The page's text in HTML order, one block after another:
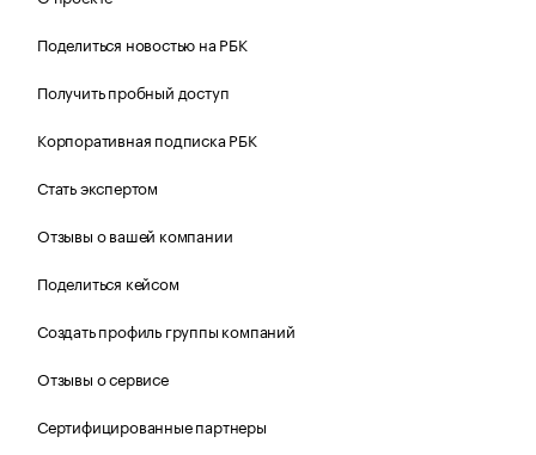
Поделиться новостью на РБК
Получить пробный доступ
Корпоративная подписка РБК
Стать экспертом
Отзывы о вашей компании
Поделиться кейсом
Создать профиль группы компаний
Отзывы о сервисе
Сертифицированные партнеры